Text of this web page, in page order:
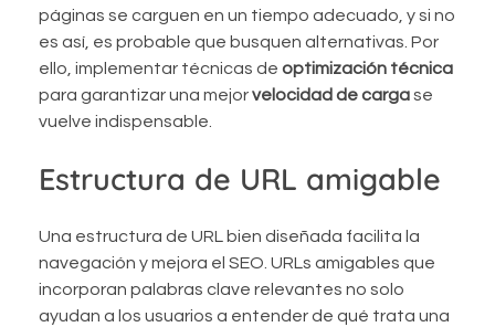
páginas se carguen en un tiempo adecuado, y si no
es así, es probable que busquen alternativas. Por
ello, implementar técnicas de optimización técnica
para garantizar una mejorvelocidad de cargase
vuelve indispensable.
Estructura de URL amigable
Una estructura de URL bien diseñada facilita la
navegación y mejora el SEO. URLs amigables que
incorporan palabras clave relevantes no solo
ayudan a los usuarios a entender de qué trata una